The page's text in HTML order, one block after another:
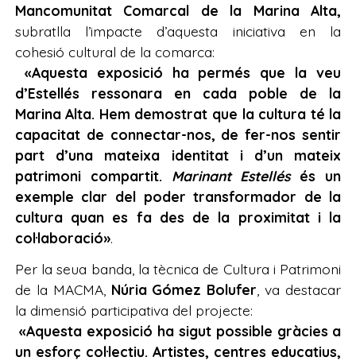
Mancomunitat Comarcal de la Marina Alta,
subratlla l’impacte d’aquesta iniciativa en la
cohesió cultural de la comarca:
«Aquesta exposició ha permés que la veu
d’Estellés ressonara en cada poble de la
Marina Alta. Hem demostrat que la cultura té la
capacitat de connectar-nos, de fer-nos sentir
part d’una mateixa identitat i d’un mateix
patrimoni compartit. Marinant Estellésés un
exemple clar del poder transformador de la
cultura quan es fa des de la proximitat i la
col·laboració».
Per la seua banda, la tècnica de Cultura i Patrimoni
de la MACMA, Núria Gómez Bolufer , va destacar
la dimensió participativa del projecte:
«Aquesta exposició ha sigut possible gràcies a
un esforç col·lectiu. Artistes, centres educatius,